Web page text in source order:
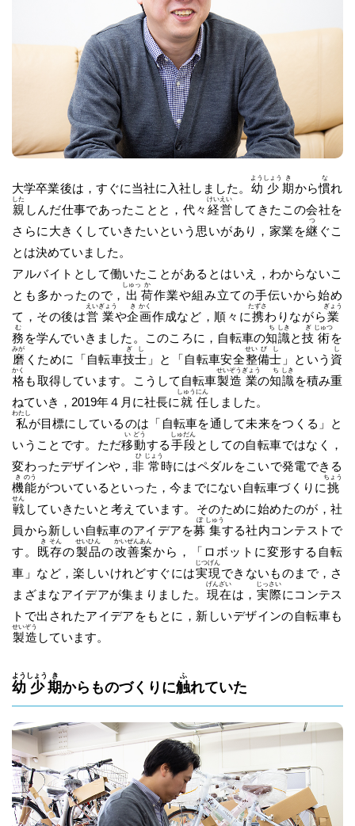
大学卒業後は，すぐに当社に入社しました。 幼
よう
少
しょう
期
き
から慣
な
れ
親
した
しんだ仕事であったことと，代々 経
けい
営
えい
してきたこの会社を
さらに大きくしていきたいという思いがあり，家業を継
つ
ぐこ
とは決めていました。
アルバイトとして働いたことがあるとはいえ，わからないこ
とも多かったので， 出
しゅっ
荷
か
作業や組み立ての手伝いから始め
て，その後は営
えい
業
ぎょう
や企
き
画
かく
作成など，順々に携
たずさ
わりながら業
ぎょう
務
む
を学んでいきました。このころに，自転車の知
ち
識
しき
と技
ぎ
術
じゅつ
を
磨
みが
くために「自転車技
ぎ
士
し
」と「自転車安全整
せい
備
び
士
し
」という 資
し
格
かく
も取得しています。こうして自転車製
せい
造
ぞう
業
ぎょう
の知
ち
識
しき
を積み重
ねていき，2019年４月に社長に就
しゅう
任
にん
しました。
私
わたし
が目標にしているのは「自転車を通して未来をつくる」と
いうことです。ただ移
い
動
どう
する手
しゅ
段
だん
としての自転車ではなく，
変わったデザインや，非
ひ
常
じょう
時にはペダルをこいで発電できる
機
き
能
のう
がついているといった，今までにない自転車づくりに挑
ちょう
戦
せん
していきたいと考えています。そのために始めたのが，社
員から新しい自転車のアイデアを募
ぼ
集
しゅう
する社内コンテストで
す。 既
き
存
そん
の製
せい
品
ひん
の改
かい
善
ぜん
案
あん
から，「ロボットに変形する自転
車」など，楽しいけれどすぐには実
じつ
現
げん
できないものまで，さ
まざまなアイデアが集まりました。 現
げん
在
ざい
は， 実
じっ
際
さい
にコンテス
トで出されたアイデアをもとに，新しいデザインの自転車も
製
せい
造
ぞう
しています。
幼
よう
少
しょう
期
き
からものづくりに触
ふ
れていた